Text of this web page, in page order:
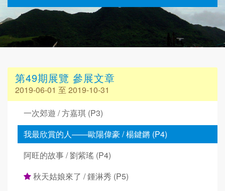
第49期展覽 參展文章
2019-06-01 至 2019-10-31
一次郊遊 / 方嘉琪 (P3)
我最欣賞的人——歐陽偉豪 / 楊鍵鏘 (P4)
阿旺的故事 / 劉紫瑤 (P4)
秋天姑娘來了 / 鍾淋秀 (P5)